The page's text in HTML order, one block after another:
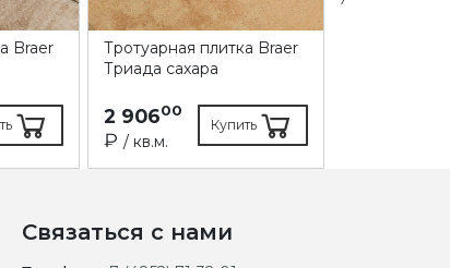
Braer
Тротуарная плитка Braer
Триада сахара
2 90600
₽ / кв.м.
Купить
Связаться с нами